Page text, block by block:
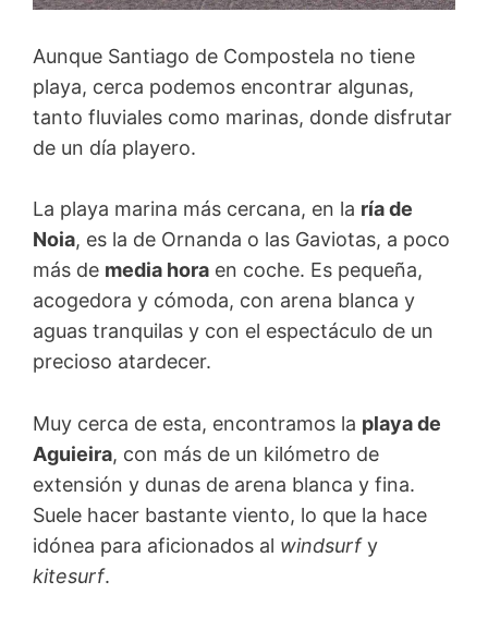
Aunque Santiago de Compostela no tiene
playa, cerca podemos encontrar algunas,
tanto fluviales como marinas, donde disfrutar
de un día playero.
La playa marina más cercana, en la ría de
Noia, es la de Ornanda o las Gaviotas, a poco
más de media hora en coche. Es pequeña,
acogedora y cómoda, con arena blanca y
aguas tranquilas y con el espectáculo de un
precioso atardecer.
Muy cerca de esta, encontramos la playa de
Aguieira, con más de un kilómetro de
extensión y dunas de arena blanca y fina.
Suele hacer bastante viento, lo que la hace
idónea para aficionados al windsurfy
kitesurf.